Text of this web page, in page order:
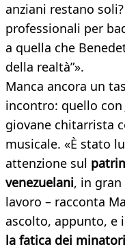
anziani restano
professionali per
a quella che
della realtà”».
Manca ancora un
incontro: quello con
giovane chitarrista
musicale. «È stato
attenzione sul
venezuelani, in
lavoro – racconta
ascolto, appunto, e
la fatica dei